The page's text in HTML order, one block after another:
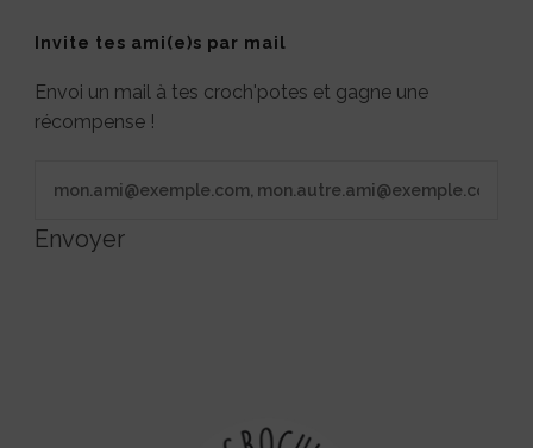
Invite tes ami(e)s par mail
Envoi un mail à tes croch'potes et gagne une
récompense !
Envoyer